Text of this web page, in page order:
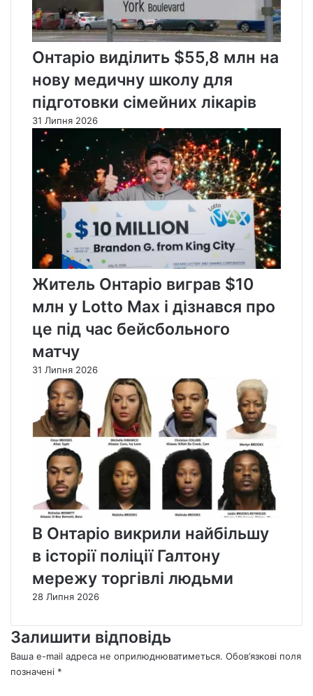
Онтаріо виділить $55,8 млн на
нову медичну школу для
підготовки сімейних лікарів
31 Липня 2026
Житель Онтаріо виграв $10
млн у Lotto Max і дізнався про
це під час бейсбольного
матчу
31 Липня 2026
В Онтаріо викрили найбільшу
в історії поліції Галтону
мережу торгівлі людьми
28 Липня 2026
Залишити відповідь
Ваша e-mail адреса не оприлюднюватиметься. Обов’язкові поля
позначені *